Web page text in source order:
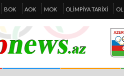
BOK AOK MOK OLIMPIYA TARIXI